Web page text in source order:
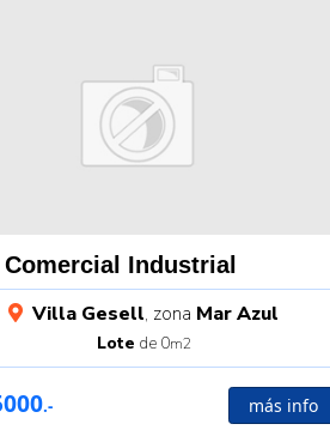
Industrial
Villa Gesell, zona Mar Azul
Lote de 0m2
.- más info